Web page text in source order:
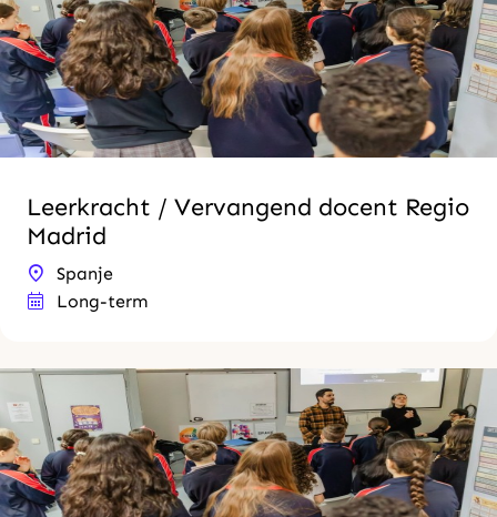
Leerkracht / Vervangend docent Regio
Madrid
Spanje
Long-term